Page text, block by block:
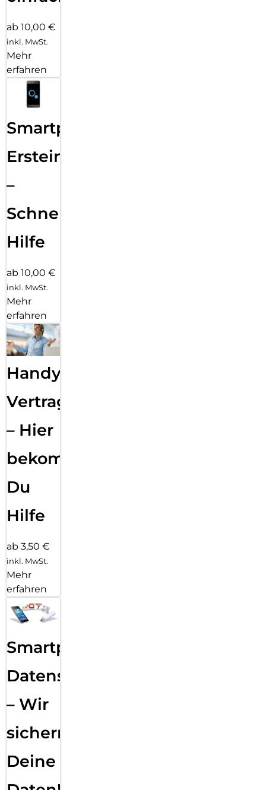
ab 10,00 €
inkl. MwSt.
Mehr
erfahren
Smartphone
Ersteinrichtung
–
Schnelle
Hilfe
ab 10,00 €
inkl. MwSt.
Mehr
erfahren
Handy
Vertragsabwicklung
– Hier
bekommst
Du
Hilfe
ab 3,50 €
inkl. MwSt.
Mehr
erfahren
Smartphone
Datensicherung
– Wir
sichern
Deine